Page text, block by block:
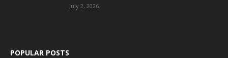
July 2, 2026
POPULAR POSTS